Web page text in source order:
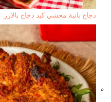
دجاج بانية محشي كبد دجاج بالارز